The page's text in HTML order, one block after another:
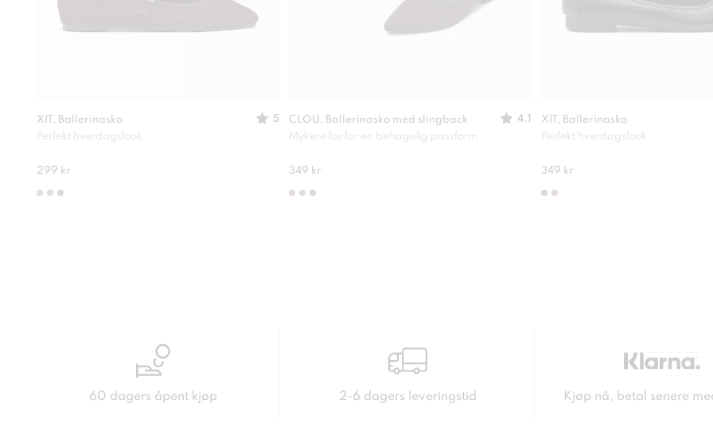
XIT, Ballerinasko
5
Perfekt hverdagslook
299 kr
CLOU, Ballerinasko med slingback
4.1
Mykere for for en behagelig passform
349 kr
XIT, Ballerinasko
Perfekt hverdagslook
349 kr
60 dagers åpent kjøp 2-6 dagers leveringstid Kjøp nå, betal senere